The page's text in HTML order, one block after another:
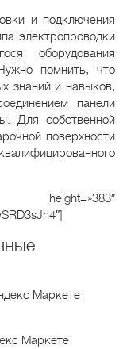
и подключения
электропроводки
оборудования
помнить, что
знаний и навыков,
панели
Для собственной
поверхности
Маркете
Маркете